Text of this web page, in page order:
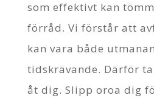
som effektivt kan
förråd. Vi förstår att
kan vara både
tidskrävande. Därför
åt dig. Slipp oroa dig